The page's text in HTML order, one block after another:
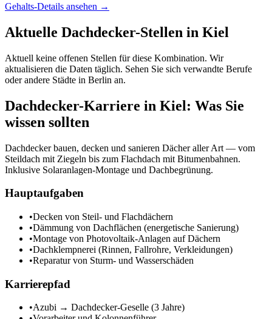
Gehalts-Details ansehen →
Aktuelle Dachdecker-Stellen in Kiel
Aktuell keine offenen Stellen für diese Kombination. Wir
aktualisieren die Daten täglich. Sehen Sie sich verwandte Berufe
oder andere Städte in Berlin an.
Dachdecker-Karriere in Kiel: Was Sie
wissen sollten
Dachdecker bauen, decken und sanieren Dächer aller Art — vom
Steildach mit Ziegeln bis zum Flachdach mit Bitumenbahnen.
Inklusive Solaranlagen-Montage und Dachbegrünung.
Hauptaufgaben
•Decken von Steil- und Flachdächern
•Dämmung von Dachflächen (energetische Sanierung)
•Montage von Photovoltaik-Anlagen auf Dächern
•Dachklempnerei (Rinnen, Fallrohre, Verkleidungen)
•Reparatur von Sturm- und Wasserschäden
Karrierepfad
•Azubi → Dachdecker-Geselle (3 Jahre)